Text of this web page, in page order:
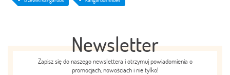
Newsletter
Zapisz się do naszego newslettera i otrzymuj powiadomienia o
promocjach, nowościach i nie tylko!